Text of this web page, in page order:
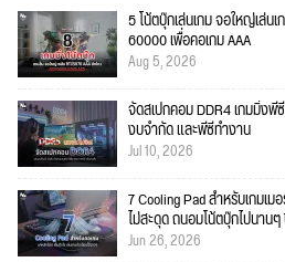
5 โน้ตบุ๊กเล่นเกม จอใหญ่เล่น
60000 เพื่อคอเกม AAA
Aug 5, 2026
จัดสเปกคอม DDR4 เกมมิ่ง
งบจำกัด และพีซีทำงาน
Jul 10, 2026
7 Cooling Pad สำหรับเกมเม
ไม่สะดุด ถนอมโน้ตบุ๊กไปนาน
Jun 26, 2026